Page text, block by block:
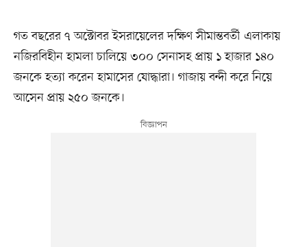
গত বছরের ৭ অক্টোবর ইসরায়েলের দক্ষিণ সীমান্তবর্তী এলাকায়
নজিরবিহীন হামলা চালিয়ে ৩০০ সেনাসহ প্রায় ১ হাজার ১৪০
জনকে হত্যা করেন হামাসের যোদ্ধারা। গাজায় বন্দী করে নিয়ে
আসেন প্রায় ২৫০ জনকে।